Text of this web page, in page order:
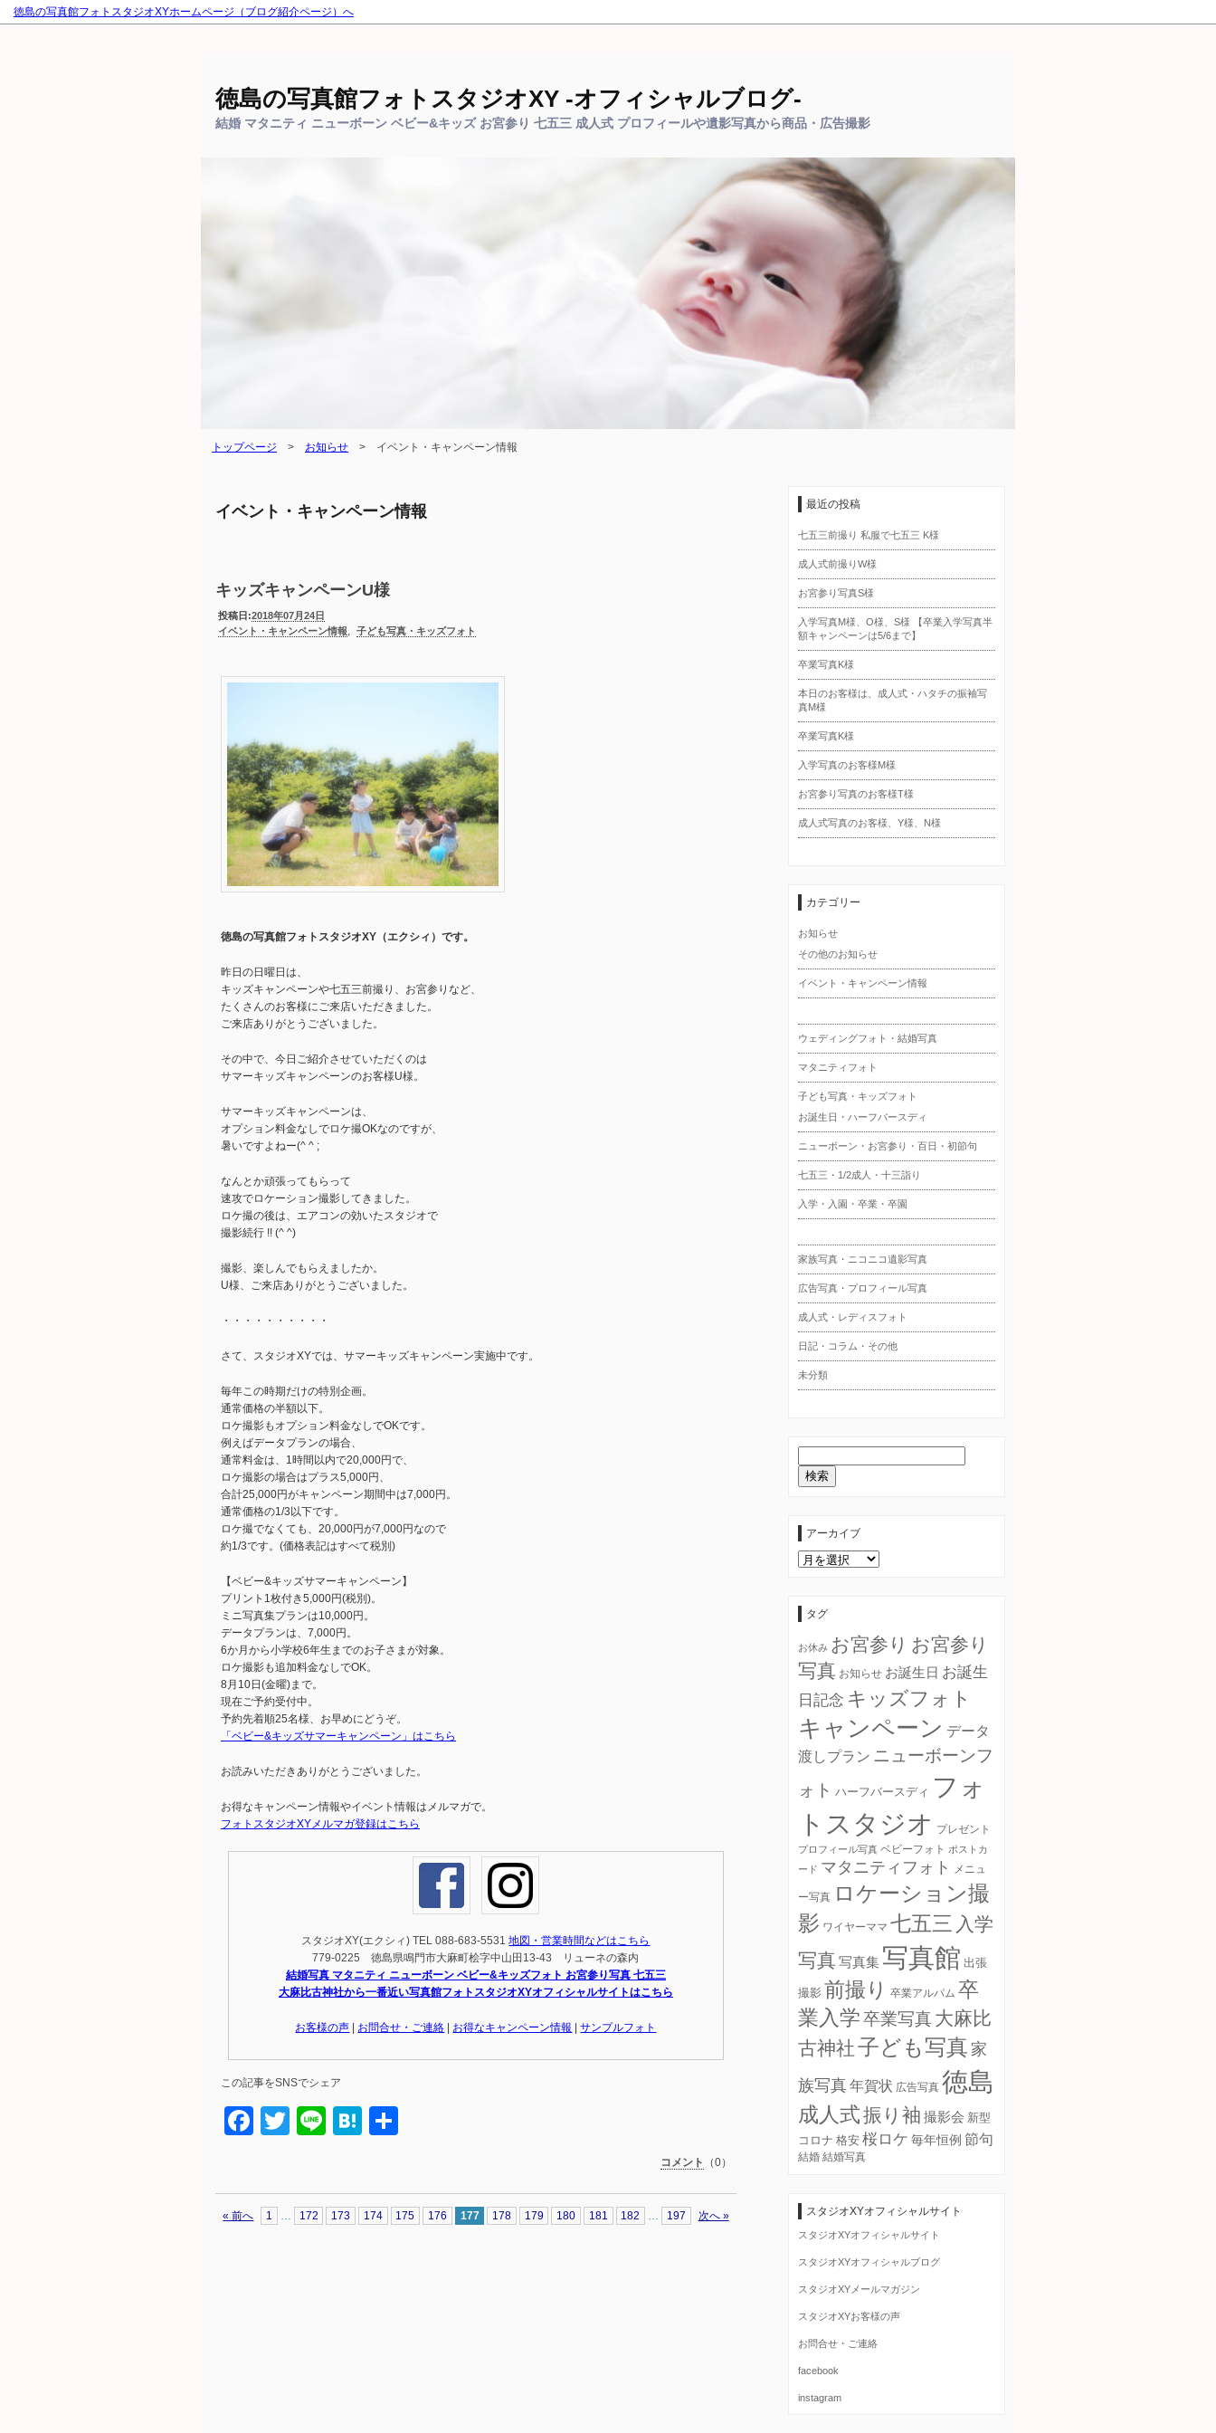
徳島の写真館フォトスタジオXYホームページ（ブログ紹介ページ）へ
徳島の写真館フォトスタジオXY -オフィシャルブログ-
結婚 マタニティ ニューボーン ベビー&キッズ お宮参り 七五三 成人式 プロフィールや遺影写真から商品・広告撮影
トップページ > お知らせ > イベント・キャンペーン情報
イベント・キャンペーン情報
キッズキャンペーンU様
投稿日:2018年07月24日
イベント・キャンペーン情報
子ども写真・キッズフォト
徳島の写真館フォトスタジオXY（エクシィ）です。
昨日の日曜日は、
キッズキャンペーンや七五三前撮り、お宮参りなど、
たくさんのお客様にご来店いただきました。
ご来店ありがとうございました。
その中で、今日ご紹介させていただくのは
サマーキッズキャンペーンのお客様U様。
サマーキッズキャンペーンは、
オプション料金なしでロケ撮OKなのですが、
暑いですよねー(^ ^ ;
なんとか頑張ってもらって
速攻でロケーション撮影してきました。
ロケ撮の後は、エアコンの効いたスタジオで
撮影続行 !! (^ ^)
撮影、楽しんでもらえましたか。
U様、ご来店ありがとうございました。
・・・・・・・・・・
さて、スタジオXYでは、サマーキッズキャンペーン実施中です。
毎年この時期だけの特別企画。
通常価格の半額以下。
ロケ撮影もオプション料金なしでOKです。
例えばデータプランの場合、
通常料金は、1時間以内で20,000円で、
ロケ撮影の場合はプラス5,000円、
合計25,000円がキャンペーン期間中は7,000円。
通常価格の1/3以下です。
ロケ撮でなくても、20,000円が7,000円なので
約1/3です。(価格表記はすべて税別)
【ベビー&キッズサマーキャンペーン】
プリント1枚付き5,000円(税別)。
ミニ写真集プランは10,000円。
データプランは、7,000円。
6か月から小学校6年生までのお子さまが対象。
ロケ撮影も追加料金なしでOK。
8月10日(金曜)まで。
現在ご予約受付中。
予約先着順25名様、お早めにどうぞ。
「ベビー&キッズサマーキャンペーン」はこちら
お読みいただきありがとうございました。
お得なキャンペーン情報やイベント情報はメルマガで。
フォトスタジオXYメルマガ登録はこちら
スタジオXY(エクシィ) TEL 088-683-5531地図・営業時間などはこちら
779-0225 徳島県鳴門市大麻町桧字中山田13-43 リューネの森内
結婚写真 マタニティ ニューボーン ベビー&キッズフォト お宮参り写真 七五三
大麻比古神社から一番近い写真館フォトスタジオXYオフィシャルサイトはこちら
お客様の声 | お問合せ・ご連絡 | お得なキャンペーン情報 |サンプルフォト
この記事をSNSでシェア
Facebook
TwitterLineHatena
コメント （0）
« 前へ 1 172 173 174 175 176 177 178 179 180 181 182 197 次へ »
最近の投稿
七五三前撮り 私服で七五三 K様
成人式前撮りW様
お宮参り写真S様
入学写真M様、O様、S様 【卒業入学写真半
額キャンペーンは5/6まで】
卒業写真K様
本日のお客様は、成人式・ハタチの振袖写
真M様
卒業写真K様
入学写真のお客様M様
お宮参り写真のお客様T様
成人式写真のお客様、Y様、N様
カテゴリー
お知らせ
その他のお知らせ
イベント・キャンペーン情報
ウェディングフォト・結婚写真
マタニティフォト
子ども写真・キッズフォト
お誕生日・ハーフバースディ
ニューボーン・お宮参り・百日・初節句
七五三・1/2成人・十三詣り
入学・入園・卒業・卒園
家族写真・ニコニコ遺影写真
広告写真・プロフィール写真
成人式・レディスフォト
日記・コラム・その他
未分類
アーカイブ
ア
ー
タグ
お休み お宮参り お宮参り
写真 お知らせ お誕生日 お誕生
日記念 キッズフォト
キャンペーン データ
渡しプラン ニューボーンフ
ォト ハーフバースディ フォ
トスタジオ
プレゼント
プロフィール写真 ベビーフォト ポストカ
ード マタニティフォト メニュ
ー写真 ロケーション撮
影 ワイヤーママ 七五三 入学
写真 写真集 写真館 出張
撮影 前撮り 卒業アルパム 卒
業入学卒業写真大麻比
古神社子ども写真 家
族写真年賀状 広告写真 徳島
成人式振り袖 撮影会 新型
コロナ 格安 桜ロケ 毎年恒例 節句
結婚 結婚写真
スタジオXYオフィシャルサイト
スタジオXYオフィシャルサイト
スタジオXYオフィシャルブログ
スタジオXYメールマガジン
スタジオXYお客様の声
お問合せ・ご連絡
facebook
instagram